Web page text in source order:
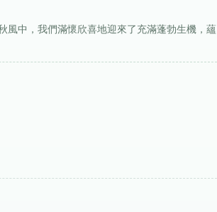
風中，我們滿懷欣喜地迎來了充滿蓬勃生機，蘊